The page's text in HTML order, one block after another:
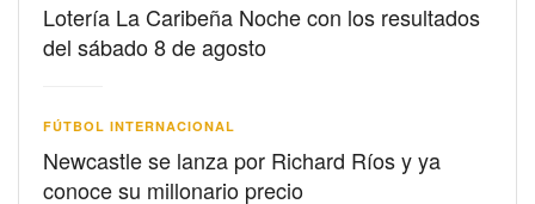
Lotería La Caribeña Noche con los resultados
del sábado 8 de agosto
FÚTBOL INTERNACIONAL
Newcastle se lanza por Richard Ríos y ya
conoce su millonario precio